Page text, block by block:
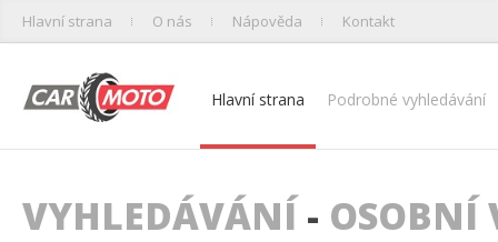
Hlavní strana O nás Nápověda Kontakt
Hlavní strana Podrobné vyhledávání
VYHLEDÁVÁNÍ - OSOBNÍ